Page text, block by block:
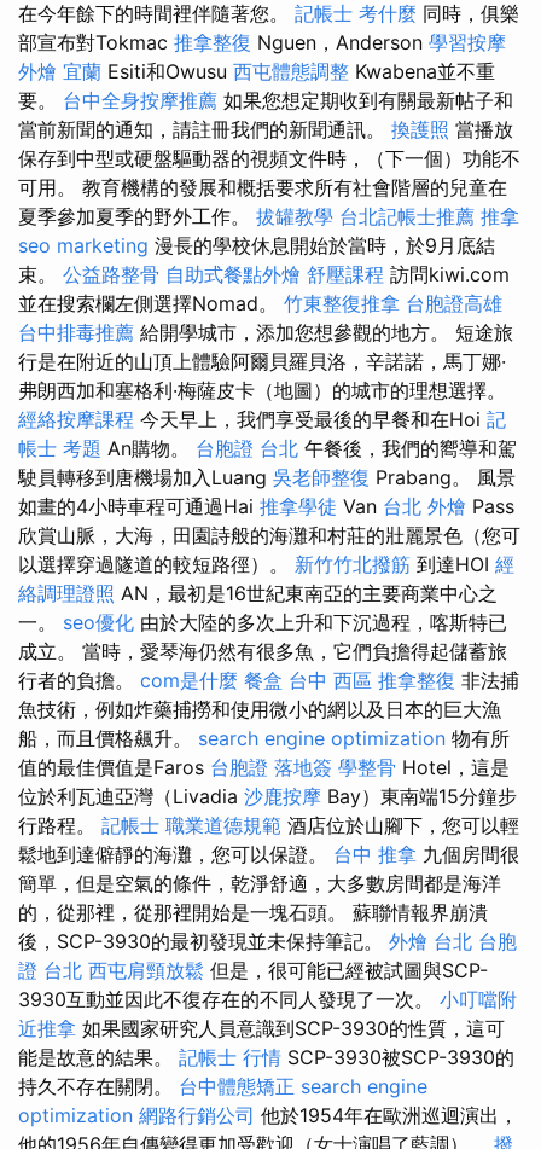
在今年餘下的時間裡伴隨著您。 記帳士 考什麼 同時，俱樂
部宣布對Tokmac 推拿整復 Nguen，Anderson 學習按摩
外燴 宜蘭 Esiti和Owusu 西屯體態調整 Kwabena並不重
要。 台中全身按摩推薦 如果您想定期收到有關最新帖子和
當前新聞的通知，請註冊我們的新聞通訊。 換護照 當播放
保存到中型或硬盤驅動器的視頻文件時，（下一個）功能不
可用。 教育機構的發展和概括要求所有社會階層的兒童在
夏季參加夏季的野外工作。 拔罐教學 台北記帳士推薦 推拿
seo marketing 漫長的學校休息開始於當時，於9月底結
束。 公益路整骨 自助式餐點外燴 舒壓課程 訪問kiwi.com
並在搜索欄左側選擇Nomad。 竹東整復推拿 台胞證高雄
台中排毒推薦 給開學城市，添加您想參觀的地方。 短途旅
行是在附近的山頂上體驗阿爾貝羅貝洛，辛諾諾，馬丁娜·
弗朗西加和塞格利·梅薩皮卡（地圖）的城市的理想選擇。
經絡按摩課程 今天早上，我們享受最後的早餐和在Hoi 記
帳士 考題 An購物。 台胞證 台北 午餐後，我們的嚮導和駕
駛員轉移到唐機場加入Luang 吳老師整復 Prabang。 風景
如畫的4小時車程可通過Hai 推拿學徒 Van 台北 外燴 Pass
欣賞山脈，大海，田園詩般的海灘和村莊的壯麗景色（您可
以選擇穿過隧道的較短路徑）。 新竹竹北撥筋 到達HOI 經
絡調理證照 AN，最初是16世紀東南亞的主要商業中心之
一。 seo優化 由於大陸的多次上升和下沉過程，喀斯特已
成立。 當時，愛琴海仍然有很多魚，它們負擔得起儲蓄旅
行者的負擔。 com是什麼 餐盒 台中 西區 推拿整復 非法捕
魚技術，例如炸藥捕撈和使用微小的網以及日本的巨大漁
船，而且價格飆升。 search engine optimization 物有所
值的最佳價值是Faros 台胞證 落地簽 學整骨 Hotel，這是
位於利瓦迪亞灣（Livadia 沙鹿按摩 Bay）東南端15分鐘步
行路程。 記帳士 職業道德規範 酒店位於山腳下，您可以輕
鬆地到達僻靜的海灘，您可以保證。 台中 推拿 九個房間很
簡單，但是空氣的條件，乾淨舒適，大多數房間都是海洋
的，從那裡，從那裡開始是一塊石頭。 蘇聯情報界崩潰
後，SCP-3930的最初發現並未保持筆記。 外燴 台北 台胞
證 台北 西屯肩頸放鬆 但是，很可能已經被試圖與SCP-
3930互動並因此不復存在的不同人發現了一次。 小叮噹附
近推拿 如果國家研究人員意識到SCP-3930的性質，這可
能是故意的結果。 記帳士 行情 SCP-3930被SCP-3930的
持久不存在關閉。 台中體態矯正 search engine
optimization 網路行銷公司 他於1954年在歐洲巡迴演出，
他的1956年自傳變得更加受歡迎（女士演唱了藍調）。 撥